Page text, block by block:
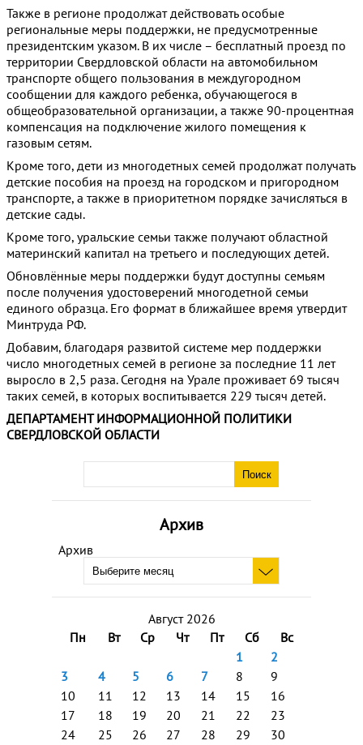
Архив
Архив
Август 2026
Пн
Вт Ср Чт Пт Сб
Вс
1
2
3
4 5 6 7 8
9
10
11 12 13 14 15
16
17
18 19 20 21 22
23
24
25 26 27 28 29 30
Также в регионе продолжат действовать особые
региональные меры поддержки, не предусмотренные
президентским указом. В их числе – бесплатный проезд по
территории Свердловской области на автомобильном
транспорте общего пользования в междугородном
сообщении для каждого ребенка, обучающегося в
общеобразовательной организации, а также 90-процентная
компенсация на подключение жилого помещения к
газовым сетям.
Кроме того, дети из многодетных семей продолжат получать
детские пособия на проезд на городском и пригородном
транспорте, а также в приоритетном порядке зачисляться в
детские сады.
Кроме того, уральские семьи также получают областной
материнский капитал на третьего и последующих детей.
Обновлённые меры поддержки будут доступны семьям
после получения удостоверений многодетной семьи
единого образца. Его формат в ближайшее время утвердит
Минтруда РФ.
Добавим, благодаря развитой системе мер поддержки
число многодетных семей в регионе за последние 11 лет
выросло в 2,5 раза. Сегодня на Урале проживает 69 тысяч
таких семей, в которых воспитывается 229 тысяч детей.
ДЕПАРТАМЕНТ ИНФОРМАЦИОННОЙ ПОЛИТИКИ
СВЕРДЛОВСКОЙ ОБЛАСТИ